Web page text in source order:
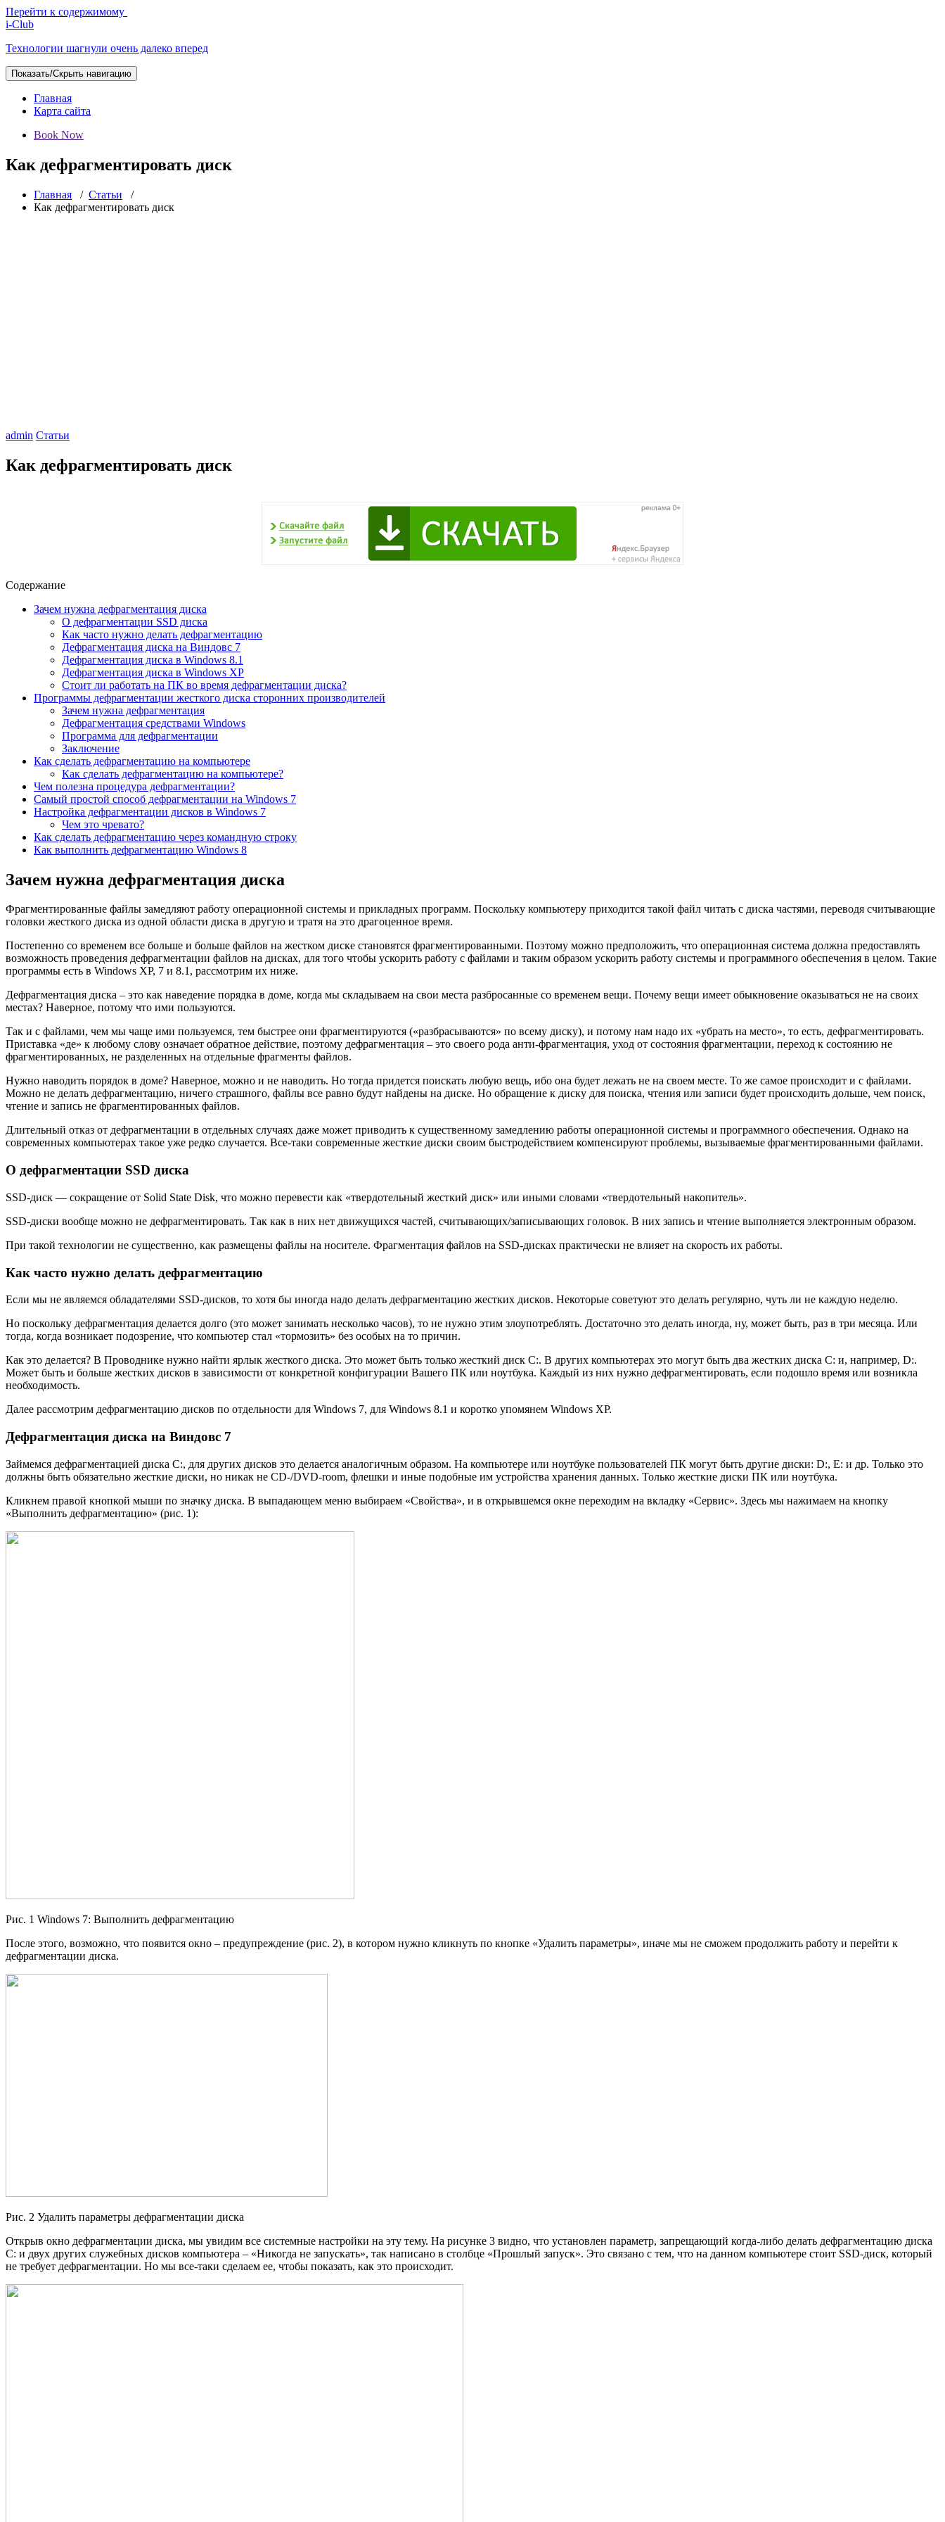
Перейти к содержимому
i-Club
Технологии шагнули очень далеко вперед
Показать/Скрыть навигацию
Главная
Карта сайта
Book Now
Как дефрагментировать диск
Главная / Статьи /
Как дефрагментировать диск
admin Статьи
Как дефрагментировать диск
Содержание
Зачем нужна дефрагментация диска
О дефрагментации SSD диска
Как часто нужно делать дефрагментацию
Дефрагментация диска на Виндовс 7
Дефрагментация диска в Windows 8.1
Дефрагментация диска в Windows XP
Стоит ли работать на ПК во время дефрагментации диска?
Программы дефрагментации жесткого диска сторонних производителей
Зачем нужна дефрагментация
Дефрагментация средствами Windows
Программа для дефрагментации
Заключение
Как сделать дефрагментацию на компьютере
Как сделать дефрагментацию на компьютере?
Чем полезна процедура дефрагментации?
Самый простой способ дефрагментации на Windows 7
Настройка дефрагментации дисков в Windows 7
Чем это чревато?
Как сделать дефрагментацию через командную строку
Как выполнить дефрагментацию Windows 8
Зачем нужна дефрагментация диска
Фрагментированные файлы замедляют работу операционной системы и прикладных программ. Поскольку компьютеру приходится такой файл читать с диска частями, переводя считывающие
головки жесткого диска из одной области диска в другую и тратя на это драгоценное время.
Постепенно со временем все больше и больше файлов на жестком диске становятся фрагментированными. Поэтому можно предположить, что операционная система должна предоставлять
возможность проведения дефрагментации файлов на дисках, для того чтобы ускорить работу с файлами и таким образом ускорить работу системы и программного обеспечения в целом. Такие
программы есть в Windows XP, 7 и 8.1, рассмотрим их ниже.
Дефрагментация диска – это как наведение порядка в доме, когда мы складываем на свои места разбросанные со временем вещи. Почему вещи имеет обыкновение оказываться не на своих
местах? Наверное, потому что ими пользуются.
Так и с файлами, чем мы чаще ими пользуемся, тем быстрее они фрагментируются («разбрасываются» по всему диску), и потому нам надо их «убрать на место», то есть, дефрагментировать.
Приставка «де» к любому слову означает обратное действие, поэтому дефрагментация – это своего рода анти-фрагментация, уход от состояния фрагментации, переход к состоянию не
фрагментированных, не разделенных на отдельные фрагменты файлов.
Нужно наводить порядок в доме? Наверное, можно и не наводить. Но тогда придется поискать любую вещь, ибо она будет лежать не на своем месте. То же самое происходит и с файлами.
Можно не делать дефрагментацию, ничего страшного, файлы все равно будут найдены на диске. Но обращение к диску для поиска, чтения или записи будет происходить дольше, чем поиск,
чтение и запись не фрагментированных файлов.
Длительный отказ от дефрагментации в отдельных случаях даже может приводить к существенному замедлению работы операционной системы и программного обеспечения. Однако на
современных компьютерах такое уже редко случается. Все-таки современные жесткие диски своим быстродействием компенсируют проблемы, вызываемые фрагментированными файлами.
О дефрагментации SSD диска
SSD-диск — сокращение от Solid State Disk, что можно перевести как «твердотельный жесткий диск» или иными словами «твердотельный накопитель».
SSD-диски вообще можно не дефрагментировать. Так как в них нет движущихся частей, считывающих/записывающих головок. В них запись и чтение выполняется электронным образом.
При такой технологии не существенно, как размещены файлы на носителе. Фрагментация файлов на SSD-дисках практически не влияет на скорость их работы.
Как часто нужно делать дефрагментацию
Если мы не являемся обладателями SSD-дисков, то хотя бы иногда надо делать дефрагментацию жестких дисков. Некоторые советуют это делать регулярно, чуть ли не каждую неделю.
Но поскольку дефрагментация делается долго (это может занимать несколько часов), то не нужно этим злоупотреблять. Достаточно это делать иногда, ну, может быть, раз в три месяца. Или
тогда, когда возникает подозрение, что компьютер стал «тормозить» без особых на то причин.
Как это делается? В Проводнике нужно найти ярлык жесткого диска. Это может быть только жесткий диск C:. В других компьютерах это могут быть два жестких диска C: и, например, D:.
Может быть и больше жестких дисков в зависимости от конкретной конфигурации Вашего ПК или ноутбука. Каждый из них нужно дефрагментировать, если подошло время или возникла
необходимость.
Далее рассмотрим дефрагментацию дисков по отдельности для Windows 7, для Windows 8.1 и коротко упомянем Windows XP.
Дефрагментация диска на Виндовс 7
Займемся дефрагментацией диска C:, для других дисков это делается аналогичным образом. На компьютере или ноутбуке пользователей ПК могут быть другие диски: D:, E: и др. Только это
должны быть обязательно жесткие диски, но никак не CD-/DVD-room, флешки и иные подобные им устройства хранения данных. Только жесткие диски ПК или ноутбука.
Кликнем правой кнопкой мыши по значку диска. В выпадающем меню выбираем «Свойства», и в открывшемся окне переходим на вкладку «Сервис». Здесь мы нажимаем на кнопку
«Выполнить дефрагментацию» (рис. 1):
Рис. 1 Windows 7: Выполнить дефрагментацию
После этого, возможно, что появится окно – предупреждение (рис. 2), в котором нужно кликнуть по кнопке «Удалить параметры», иначе мы не сможем продолжить работу и перейти к
дефрагментации диска.
Рис. 2 Удалить параметры дефрагментации диска
Открыв окно дефрагментации диска, мы увидим все системные настройки на эту тему. На рисунке 3 видно, что установлен параметр, запрещающий когда-либо делать дефрагментацию диска
C: и двух других служебных дисков компьютера – «Никогда не запускать», так написано в столбце «Прошлый запуск». Это связано с тем, что на данном компьютере стоит SSD-диск, который
не требует дефрагментации. Но мы все-таки сделаем ее, чтобы показать, как это происходит.